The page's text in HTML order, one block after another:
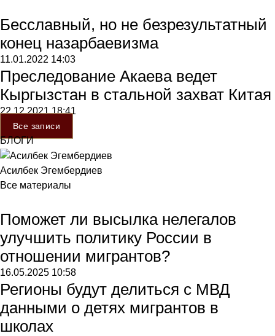
Бесславный, но не безрезультатный
конец назарбаевизма
11.01.2022 14:03
Преследование Акаева ведет
Кыргызстан в стальной захват Китая
22.12.202118:41
Все записи
БЛОГИ
Асилбек Эгембердиев
Все материалы
Поможет ли высылка нелегалов
улучшить политику России в
отношении мигрантов?
16.05.2025 10:58
Регионы будут делиться с МВД
данными о детях мигрантов в
школах